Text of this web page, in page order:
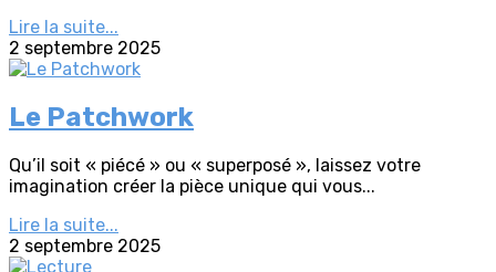
Lire la suite...
2 septembre 2025
Le Patchwork
Qu’il soit « piécé » ou « superposé », laissez votre
imagination créer la pièce unique qui vous...
Lire la suite...
2 septembre 2025